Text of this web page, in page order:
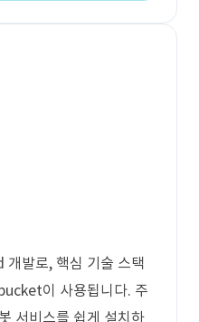
발로, 핵심 기술 스택
이 사용됩니다. 주
서비스를 쉽게 설치하